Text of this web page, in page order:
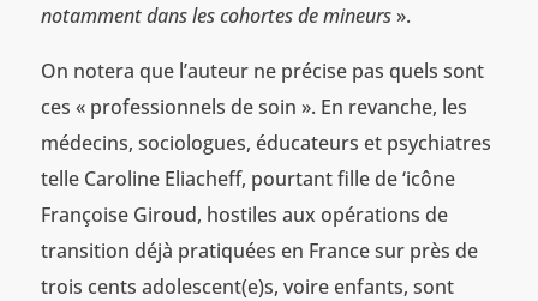
notamment dans les cohortes de mineurs».
On notera que l’auteur ne précise pas quels sont
ces « professionnels de soin ». En revanche, les
médecins, sociologues, éducateurs et psychiatres
telle Caroline Eliacheff, pourtant fille de ‘icône
Françoise Giroud, hostiles aux opérations de
transition déjà pratiquées en France sur près de
trois cents adolescent(e)s, voire enfants, sont